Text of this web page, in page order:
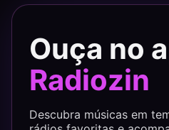
Ouça no
Radiozin
Descubra músicas em